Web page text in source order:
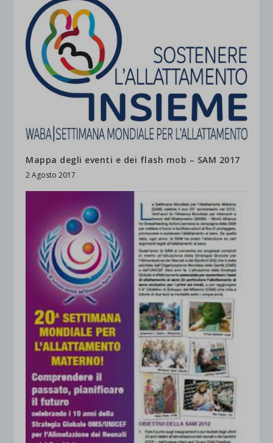
Mappa degli eventi e dei flash mob – SAM 2017
2 Agosto 2017
et-saved-post*
wpc*